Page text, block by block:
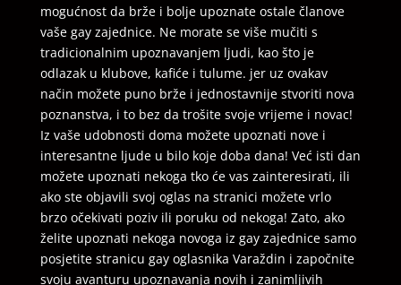
mogućnost da brže i bolje upoznate ostale članove
vaše gay zajednice. Ne morate se više mučiti s
tradicionalnim upoznavanjem ljudi, kao što je
odlazak u klubove, kafiće i tulume. jer uz ovakav
način možete puno brže i jednostavnije stvoriti nova
poznanstva, i to bez da trošite svoje vrijeme i novac!
Iz vaše udobnosti doma možete upoznati nove i
interesantne ljude u bilo koje doba dana! Već isti dan
možete upoznati nekoga tko će vas zainteresirati, ili
ako ste objavili svoj oglas na stranici možete vrlo
brzo očekivati poziv ili poruku od nekoga! Zato, ako
želite upoznati nekoga novoga iz gay zajednice samo
posjetite stranicu gay oglasnika Varaždin i započnite
svoju avanturu upoznavanja novih i zanimljivih